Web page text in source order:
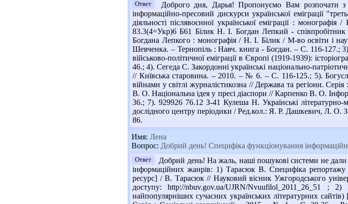
Ответ
Доброго дня, Дарья! Пропонуємо Вам розпочати
інформаційно-пресовий дискурси української еміграції
діяльності післявоєнної української еміграції :
83.3(4=Укр)6 Б61 Білик Н. І. Богдан Лепкий -
Богдана Лепкого : монографія / Н. І. Білик / М-во освіти і
Шевченка. – Тернопіль : Навч. книга - Богдан. – С. 116-127.; 3).
військово-політичної еміграції в Європі (1919-1939):
46.; 4). Сегеда С. Закордонні українські національно-
// Київська старовина. – 2010. – № 6. – С. 116-125.; 5).
війнами у світлі журналістикозна // Держава та регіони.
В. О. Національна ідея у пресі діаспори // Карпенко В. О.
36.; 7). 929926 76.12 З-41 Кулеша Н. Українські літературно-
дослідного центру періодики / Ред.кол.: Я. Р. Дашкевич, Л.
86.
Имя: Лена
Вопрос: Добрий день! Специфіка функціонування
Ответ
Добрий день! На жаль, наші пошукові системи не дали
інформаційних жанрів: 1) Тарасюк В. Специфіка репортажу
ресурс] / В. Тарасюк // Науковий вісник Ужгородського
доступу: http://nbuv.gov.ua/UJRN/Nvuufilol_2011_26_51 ;
найпопулярніших сучасних українських літературних